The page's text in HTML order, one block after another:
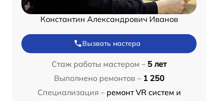
Константин Александрович Иванов
Вызвать мастера
Стаж работы мастером – 5 лет
Выполнено ремонтов – 1 250
Специализация – ремонт VR систем и